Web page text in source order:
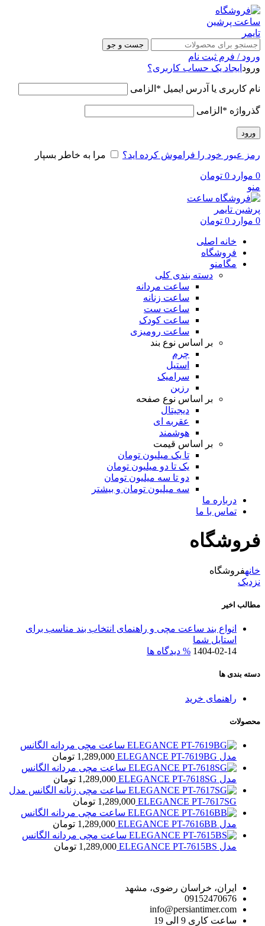
جست و جو
ورود / فرم ثبت نام
ورود ایجاد یک حساب کاربری؟
نام کاربری یا آدرس ایمیل * الزامی
گذرواژه * الزامی
ورود
رمز عبور خود را فراموش کرده اید؟ مرا به خاطر بسپار
0 موارد 0 تومان
منو
0 موارد 0 تومان
خانه اصلی
فروشگاه
مگامنو
دسته بندی کلی
ساعت مردانه
ساعت زنانه
ساعت ست
ساعت کودک
ساعت رومیزی
بر اساس نوع بند
چرم
استیل
سرامیک
رزین
بر اساس نوع صفحه
دیجیتال
عقربه ای
هوشمند
بر اساس قیمت
تا یک میلیون تومان
یک تا دو میلیون تومان
دو تا سه میلیون تومان
سه میلیون تومان و بیشتر
درباره ما
تماس با ما
فروشگاه
خانهفروشگاه
نزدیک
مطالب اخیر
انواع بند ساعت مچی و راهنمای انتخاب بند مناسب برای
استایل شما
1404-02-14 % دیدگاه ها
دسته بندی ها
راهنمای خرید
محصولات
ساعت مچی مردانه الگانس
مدل ELEGANCE PT-7619BG
1,289,000 تومان
ساعت مچی مردانه الگانس
مدل ELEGANCE PT-7618SG
1,289,000 تومان
ساعت مچی زنانه الگانس مدل
ELEGANCE PT-7617SG
1,289,000 تومان
ساعت مچی مردانه الگانس
مدل ELEGANCE PT-7616BB
1,289,000 تومان
ساعت مچی مردانه الگانس
مدل ELEGANCE PT-7615BS
1,289,000 تومان
ایران، خراسان رضوی، مشهد
09152470676
info@persiantimer.com
ساعت کاری 9 الی 19